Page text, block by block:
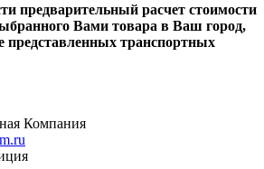
предварительный расчет стоимости
Вами товара в Ваш город,
представленных транспортных
Компания